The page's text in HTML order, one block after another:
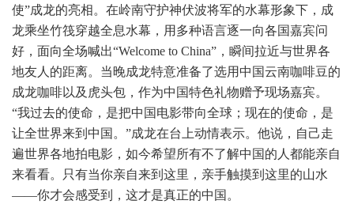
使”成龙的亮相。在岭南守护神伏波将军的水幕形象下，成
龙乘坐竹筏穿越全息水幕，用多种语言逐一向各国嘉宾问
好，面向全场喊出“Welcome to China”，瞬间拉近与世界各
地友人的距离。当晚成龙特意准备了选用中国云南咖啡豆的
成龙咖啡以及虎头包，作为中国特色礼物赠予现场嘉宾。
“我过去的使命，是把中国电影带向全球；现在的使命，是
让全世界来到中国。”成龙在台上动情表示。他说，自己走
遍世界各地拍电影，如今希望所有不了解中国的人都能亲自
来看看。只有当你亲自来到这里，亲手触摸到这里的山水
——你才会感受到，这才是真正的中国。